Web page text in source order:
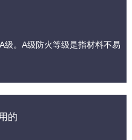
级。A级防火等级是指材料不易
的